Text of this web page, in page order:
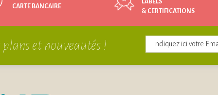
CARTE BANCAIRE
& CERTIFICATIONS
et nouveautés !